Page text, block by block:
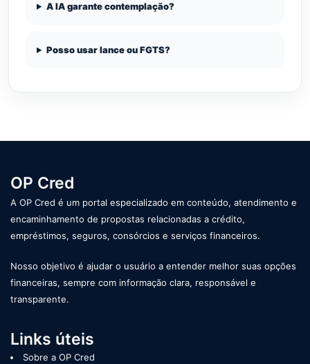
A IA garante contemplação?
Posso usar lance ou FGTS?
OP Cred
A OP Cred é um portal especializado em conteúdo, atendimento e
encaminhamento de propostas relacionadas a crédito,
empréstimos, seguros, consórcios e serviços financeiros.
Nosso objetivo é ajudar o usuário a entender melhor suas opções
financeiras, sempre com informação clara, responsável e
transparente.
Links úteis
Sobre a OP Cred